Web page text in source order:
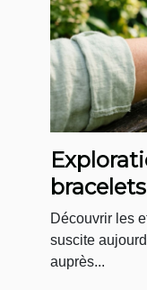
le
Découvrir les
suscite
auprès...